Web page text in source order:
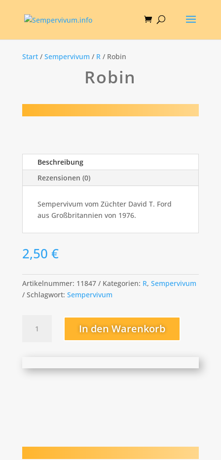
Start/ Sempervivum / R/ Robin
Robin
Beschreibung
Rezensionen (0)
Sempervivum vom Züchter David T. Ford
aus Großbritannien von 1976.
2,50 €
Artikelnummer: 11847 Kategorien: R, Sempervivum
Schlagwort: Sempervivum
Menge
In den Warenkorb